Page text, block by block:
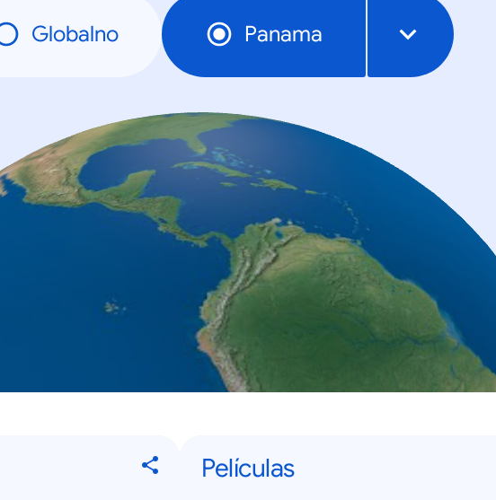
Globalno Panama
Películas